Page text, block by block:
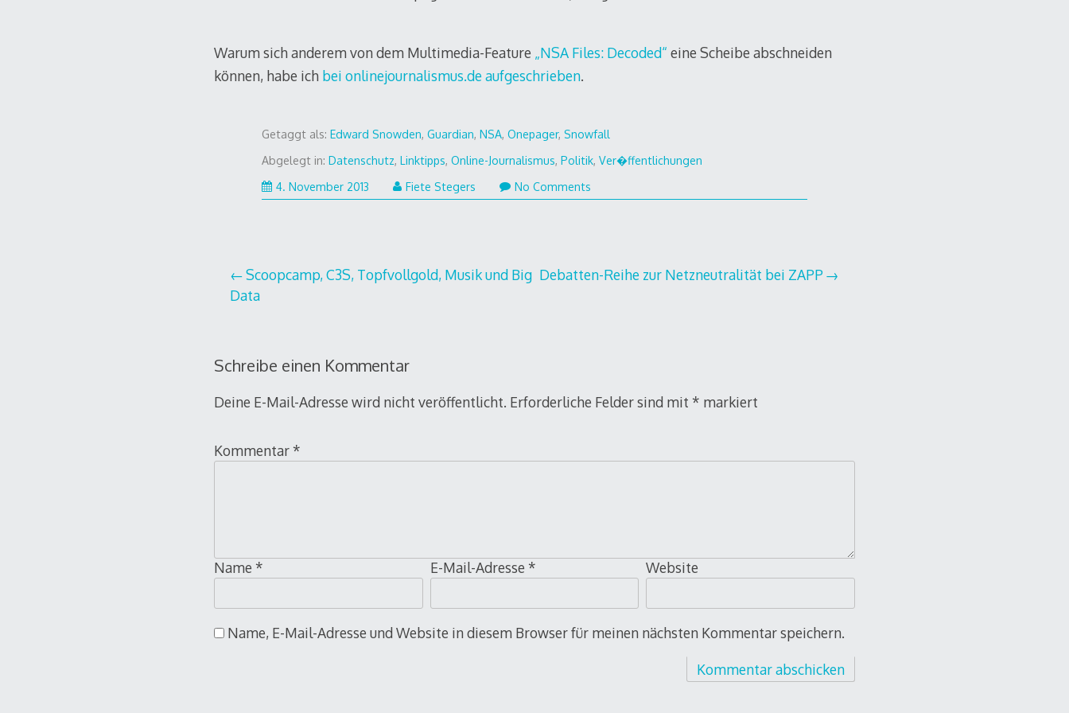
Warum sich anderem von dem Multimedia-Feature „NSA Files: Decoded“ eine Scheibe abschneiden
können, habe ich bei onlinejournalismus.de aufgeschrieben.
Getaggt als:Edward Snowden,Guardian,NSA,Onepager,Snowfall
Abgelegt in:Datenschutz,Linktipps,Online-Journalismus,Politik,Ver�ffentlichungen
4. November 2013
Fiete Stegers No Comments
Beitragsnavigation
Scoopcamp, C3S, Topfvollgold, Musik und Big
Data
Debatten-Reihe zur Netzneutralität bei ZAPP
Schreibe einen Kommentar
Deine E-Mail-Adresse wird nicht veröffentlicht. Erforderliche Felder sind mit * markiert
Kommentar *
Name * E-Mail-Adresse * Website
Name, E-Mail-Adresse und Website in diesem Browser für meinen nächsten Kommentar speichern.